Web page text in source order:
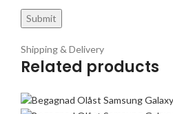
Shipping & Delivery
Related products